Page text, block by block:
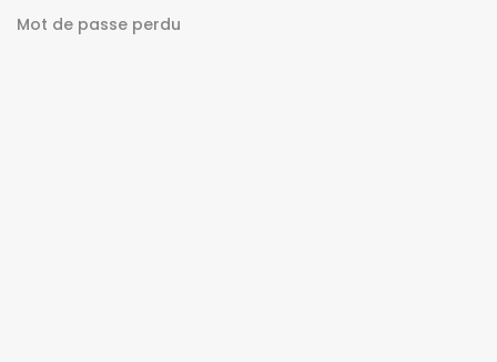
Mot de passe perdu